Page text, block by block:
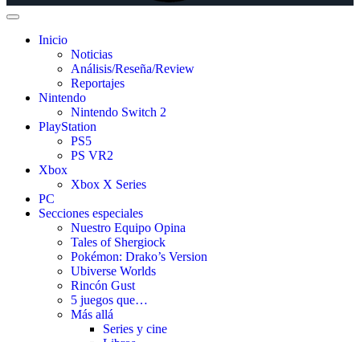
Inicio
Noticias
Análisis/Reseña/Review
Reportajes
Nintendo
Nintendo Switch 2
PlayStation
PS5
PS VR2
Xbox
Xbox X Series
PC
Secciones especiales
Nuestro Equipo Opina
Tales of Shergiock
Pokémon: Drako’s Version
Ubiverse Worlds
Rincón Gust
5 juegos que…
Más allá
Series y cine